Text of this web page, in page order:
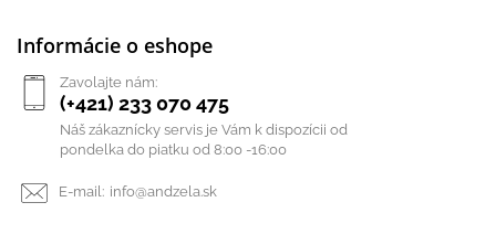
Informácie o eshope
Zavolajte nám:
(+421) 233 070 475
Náš zákaznícky servis je Vám k dispozícii od
pondelka do piatku od 8:00 -16:00
E-mail: info@andzela.sk